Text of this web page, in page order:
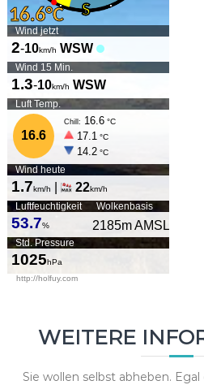
WEITERE
Sie wollen selbst abheben.